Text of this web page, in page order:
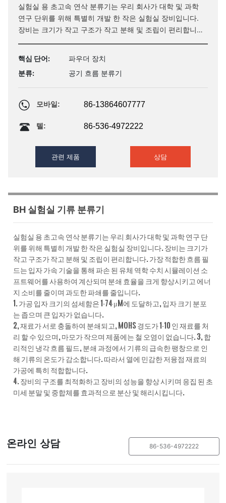
실험실 용 초고속 연삭 분류기는 우리 회사가 대학 및 과학
연구 단위를 위해 특별히 개발 한 작은 실험실 장비입니다.
장비는 크기가 작고 구조가 작고 분해 및 조립이 편리합니다.
분쇄 효율을 크게 향상시키고 에너지 소비를 줄이며 과도한
파쇄를 줄입니다.
핵심 단어:
파우더 장치
분류:
공기 흐름 분류기
모바일: 86-13864607777
텔: 86-536-4972222
관련 제품 상담
BH 실험실 기류 분류기
실험실 용 초고속 연삭 분류기는 우리 회사가 대학 및 과학 연구 단
위를 위해 특별히 개발 한 작은 실험실 장비입니다. 장비는 크기가
작고 구조가 작고 분해 및 조립이 편리합니다. 가장 적합한 흐름 필
드는 입자 가속 기술을 통해 파손 된 유체 역학 수치 시뮬레이션 소
프트웨어를 사용하여 계산되며 분쇄 효율을 크게 향상시키고 에너
지 소비를 줄이며 과도한 파쇄를 줄입니다.
1. 가공 입자 크기의 섬세함은 1-74 μm에 도달하고, 입자 크기 분포
는 좁으며 큰 입자가 없습니다.
2, 재료가 서로 충돌하여 분쇄되고, Mohs 경도가 1-10 인 재료를 처
리 할 수 있으며, 마모가 작으며 제품에는 철 오염이 없습니다. 3, 합
리적인 냉각 흐름 필드, 분쇄 과정에서 기류의 급속한 팽창으로 인
해 기류의 온도가 감소합니다. 따라서 열에 민감한 저융점 재료의
가공에 특히 적합합니다.
4. 장비의 구조를 최적화하고 장비의 성능을 향상 시키며 응집 된 초
미세 분말 및 중합체를 효과적으로 분산 및 해리시킵니다.
온라인 상담 86-536-4972222